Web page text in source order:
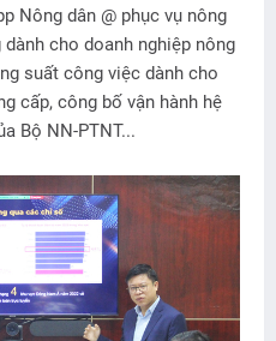
Nông dân @ phục vụ nông
cho doanh nghiệp nông
suất công việc dành cho
cấp, công bố vận hành hệ
Bộ NN-PTNT...